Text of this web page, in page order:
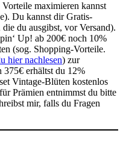
maximieren kannst
Du kannst dir Gratis-
du ausgibst, vor Versand).
Up! ab 200€ noch 10%
(sog. Shopping-Vorteile.
hier nachlesen) zur
erhältst du 12%
Vintage-Blüten kostenlos
Prämien entnimmst du bitte
mir, falls du Fragen